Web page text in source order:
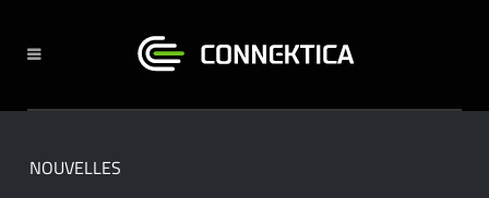
NOUVELLES